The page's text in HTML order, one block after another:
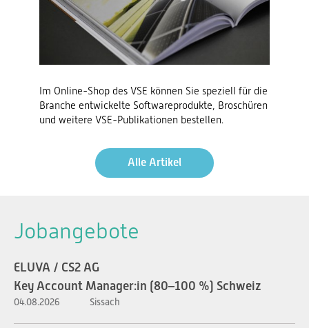
Im Online-Shop des VSE können Sie speziell für die
Branche entwickelte Softwareprodukte, Broschüren
und weitere VSE-Publikationen bestellen.
Alle Artikel
Jobangebote
ELUVA / CS2 AG
Key Account Manager:in (80–100 %) Schweiz
04.08.2026 Sissach